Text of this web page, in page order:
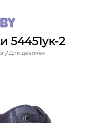
54451ук-2
Для девочек